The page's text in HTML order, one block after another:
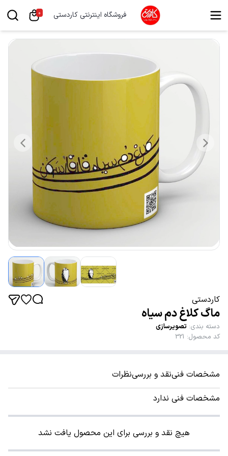
فروشگاه اینترنتی کاردستی 0
کاردستی
ماگ کلاغ دم سیاه
دسته بندی: تصویرسازی
کد محصول:
321
مشخصات فنینقد و بررسینظرات
مشخصات فنی ندارد
هیچ نقد و بررسی برای این محصول یافت نشد